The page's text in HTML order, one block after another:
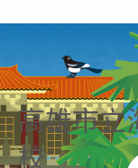
高雄市立
校